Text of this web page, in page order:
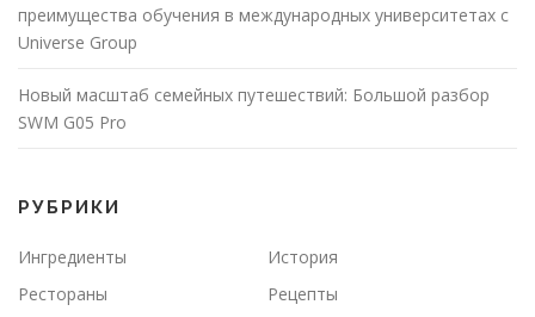
преимущества обучения в международных университетах с
Universe Group
Новый масштаб семейных путешествий: Большой разбор
SWM G05 Pro
РУБРИКИ
Ингредиенты
История
Рестораны
Рецепты